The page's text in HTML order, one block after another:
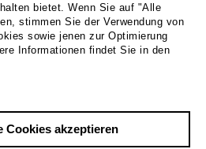
bietet. Wenn Sie auf "Alle
stimmen Sie der Verwendung von
sowie jenen zur Optimierung
Informationen findet Sie in den
Cookies akzeptieren